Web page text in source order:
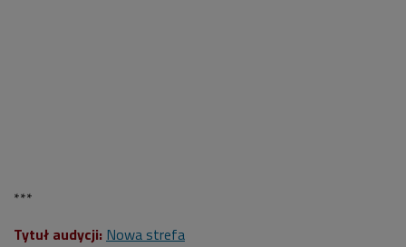
***
Tytuł audycji: Nowa strefa